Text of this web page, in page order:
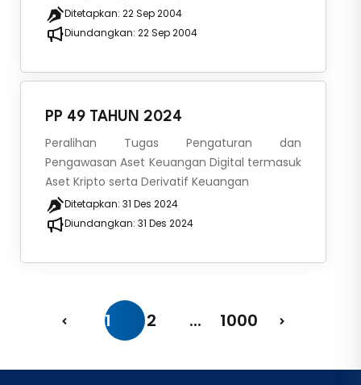
Ditetapkan: 22 Sep 2004
Diundangkan: 22 Sep 2004
PP 49 TAHUN 2024
Peralihan Tugas Pengaturan dan
Pengawasan Aset Keuangan Digital termasuk
Aset Kripto serta Derivatif Keuangan
Ditetapkan: 31 Des 2024
Diundangkan: 31 Des 2024
1 2 ... 1000